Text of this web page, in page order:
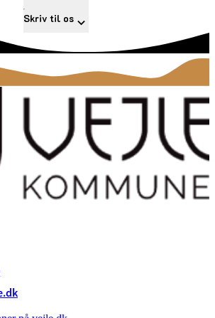
Skriv til os